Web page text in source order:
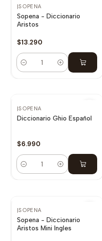
|SOPENA
Sopena - Diccionario
Aristos
$13.290
Cantidad
|SOPENA
Diccionario Ghio Español
$6.990
Cantidad
|SOPENA
Sopena - Diccionario
Aristos Mini Ingles